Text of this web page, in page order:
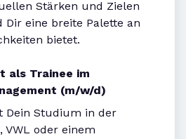
Stärken und Zielen
eine breite Palette an
bietet.
als Trainee im
(m/w/d)
Dein Studium in der
VWL oder einem